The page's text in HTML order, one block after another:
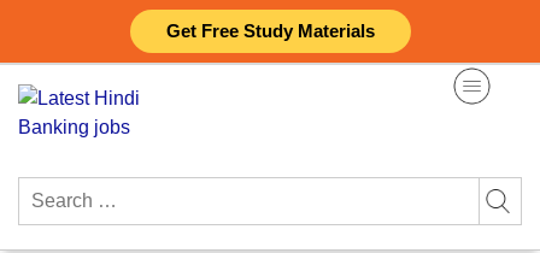
Get Free Study Materials
content
Search